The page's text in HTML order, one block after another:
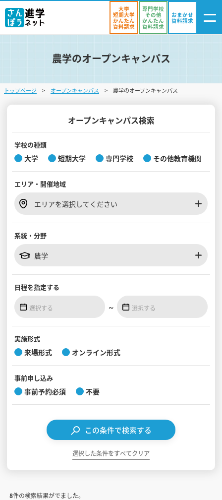
ログイン
気になる
学校を探す
オープンキャンパスを探す
入試・受験入門
お役立ち情報
大学
短期大学
かんたん
資料請求
専門学校
その他
かんたん
資料請求
おまかせ
資料請求
農学のオープンキャンパス
トップページ オープンキャンパス 農学のオープンキャンパス
オープンキャンパス検索
学校の種類
大学 短期大学 専門学校 その他教育機関
エリア・ 開催地域
エリアを選択してください
系統・分野
農学
日程を指定する
～
実施形式
来場形式 オンライン形式
事前申し込み
事前予約必須 不要
この条件で検索する
選択した条件をすべてクリア
8件の検索結果がでました。